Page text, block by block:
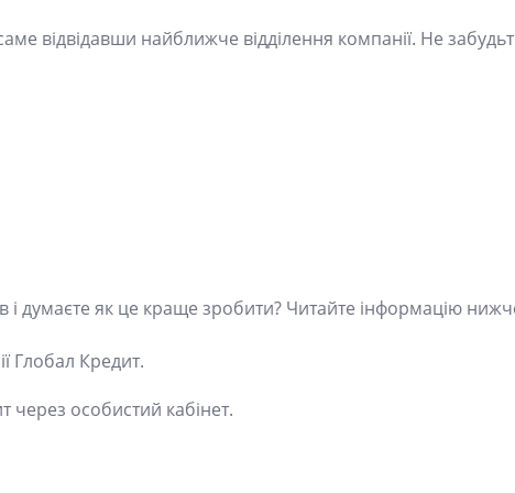
відвідавши найближче відділення компанії. Не
думаєте як це краще зробити? Читайте інформацію
Глобал Кредит.
особистий кабінет.